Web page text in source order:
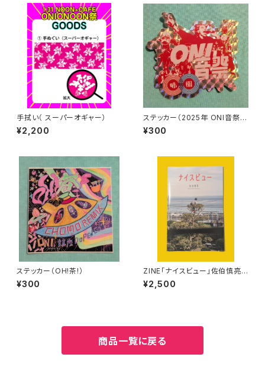
手拭い（ スーパーオギャー）
¥2,200
ステッカー（2025年 ONI音祭@
味園）
¥300
ステッカー（OH!茶!）
¥300
ZINE「ナイスビュー」佐伯慎亮
(2026.6)
¥2,500
商品一覧に戻る